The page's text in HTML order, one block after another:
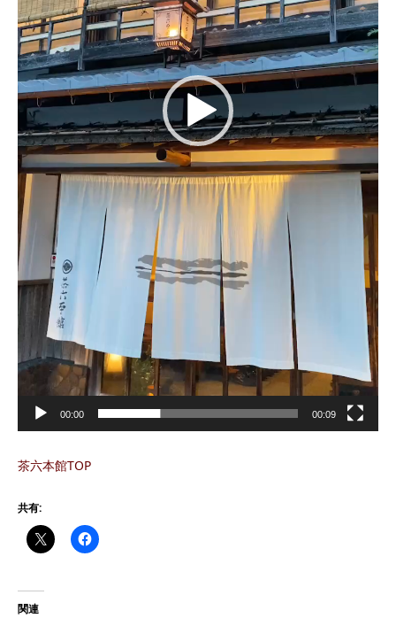
00:00 00:09
茶六本館TOP
共有:
関連